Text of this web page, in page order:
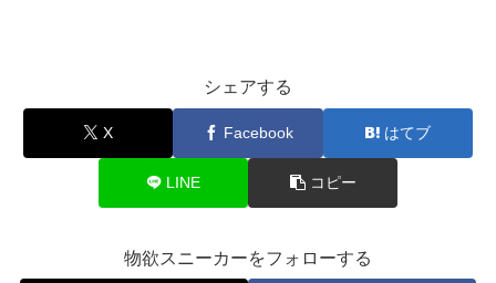
シェアする
X Facebook はてブ
LINE コピー
物欲スニーカーをフォローする